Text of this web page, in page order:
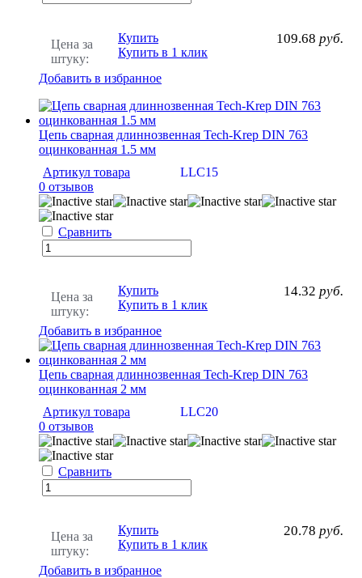
Цена за
штуку:
109.68 руб.
Купить
Купить в 1 клик
Добавить в избранное
Цепь сварная длиннозвенная Tech-Krep DIN 763
оцинкованная 1.5 мм
Артикул товара
LLC15
0 отзывов
Сравнить
Цена за
штуку:
14.32 руб.
Купить
Купить в 1 клик
Добавить в избранное
Цепь сварная длиннозвенная Tech-Krep DIN 763
оцинкованная 2 мм
Артикул товара
LLC20
0 отзывов
Сравнить
Цена за
штуку:
20.78 руб.
Купить
Купить в 1 клик
Добавить в избранное